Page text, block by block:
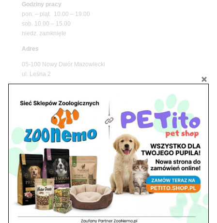
Godziny pracy
pon. – piąt. 10.00 – 19.00
sob. 10.00 – 15.00
niedz. zamknięte
Adres
05-100 Nowy Dwór Mazowiecki
ul. Leśna 2
Godziny pracy
pon. – piąt. 10.00 – 19.00
sob. 8.00 – 15.00
niedz. zamknięte